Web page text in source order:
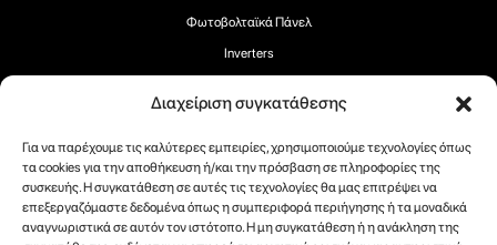
Διαχείριση συγκατάθεσης
Για να παρέχουμε τις καλύτερες εμπειρίες, χρησιμοποιούμε τεχνολογίες όπως
τα cookies για την αποθήκευση ή/και την πρόσβαση σε πληροφορίες της
συσκευής. Η συγκατάθεση σε αυτές τις τεχνολογίες θα μας επιτρέψει να
επεξεργαζόμαστε δεδομένα όπως η συμπεριφορά περιήγησης ή τα μοναδικά
αναγνωριστικά σε αυτόν τον ιστότοπο. Η μη συγκατάθεση ή η ανάκληση της
Φωτοβολταϊκά Πάνελ
Inverters
Φορτιστές EV